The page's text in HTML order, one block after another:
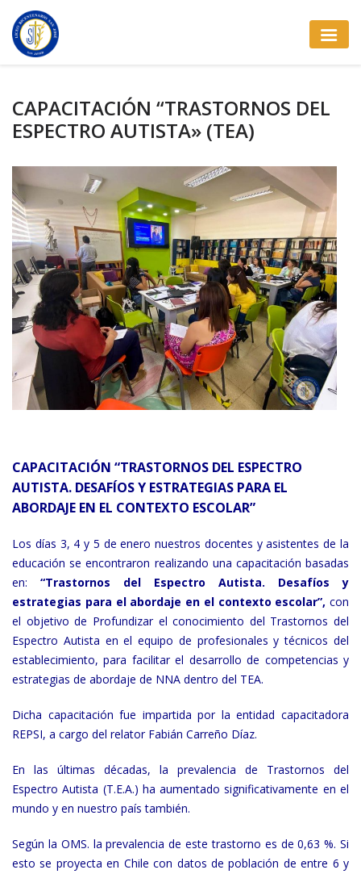
CAPACITACIÓN “TRASTORNOS DEL
ESPECTRO AUTISTA» (TEA)
CAPACITACIÓN “TRASTORNOS DEL ESPECTRO
AUTISTA. DESAFÍOS Y ESTRATEGIAS PARA EL
ABORDAJE EN EL CONTEXTO ESCOLAR”
Los días 3, 4 y 5 de enero nuestros docentes y asistentes de la
educación se encontraron realizando una capacitación basadas
en: “Trastornos del Espectro Autista. Desafíos y
estrategias para el abordaje en el contexto escolar”, con
el objetivo de Profundizar el conocimiento del Trastornos del
Espectro Autista en el equipo de profesionales y técnicos del
establecimiento, para facilitar el desarrollo de competencias y
estrategias de abordaje de NNA dentro del TEA.
Dicha capacitación fue impartida por la entidad capacitadora
REPSI, a cargo del relator Fabián Carreño Díaz.
En las últimas décadas, la prevalencia de Trastornos del
Espectro Autista (T.E.A.) ha aumentado significativamente en el
mundo y en nuestro país también.
Según la OMS. la prevalencia de este trastorno es de 0,63 %. Si
esto se proyecta en Chile con datos de población de entre 6 y